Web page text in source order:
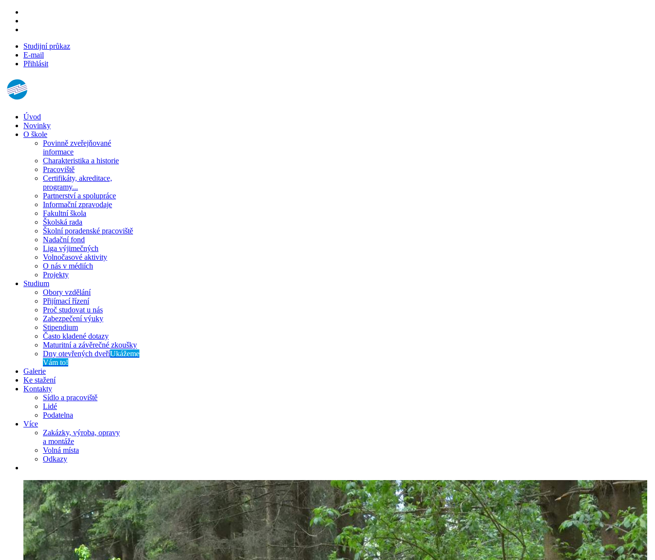
Studijní průkaz
E-mail
Přihlásit
Úvod
Novinky
O škole
Povinně zveřejňované
informace
Charakteristika a historie
Pracoviště
Certifikáty, akreditace,
programy...
Partnerství a spolupráce
Informační zpravodaje
Fakultní škola
Školská rada
Školní poradenské pracoviště
Nadační fond
Liga výjimečných
Volnočasové aktivity
O nás v médiích
Projekty
Studium
Obory vzdělání
Přijímací řízení
Proč studovat u nás
Zabezpečení výuky
Stipendium
Často kladené dotazy
Maturitní a závěrečné zkoušky
Dny otevřených dveříUkážeme
Vám to!
Galerie
Ke stažení
Kontakty
Sídlo a pracoviště
Lidé
Podatelna
Více
Zakázky, výroba, opravy
a montáže
Volná místa
Odkazy